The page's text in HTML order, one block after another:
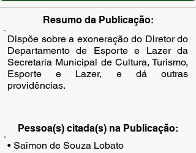
Resumo da Publicação:
Dispõe sobre a exoneração do Diretor do
Departamento de Esporte e Lazer da
Secretaria Municipal de Cultura, Turismo,
Esporte e Lazer, e dá outras
providências.
Pessoa(s) citada(s) na Publicação:
• Saimon de Souza Lobato